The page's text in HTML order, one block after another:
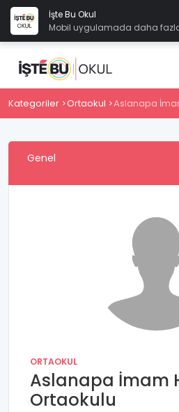
İşte Bu Okul
Mobil uygulamada daha
Kategoriler Ortaokul Aslanapa
Genel
ORTAOKUL
Aslanapa İmam
Ortaokulu